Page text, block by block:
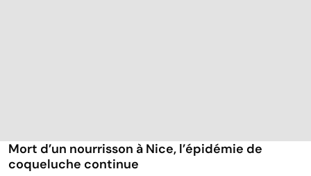
Mort d’un nourrisson à Nice, l’épidémie de
coqueluche continue